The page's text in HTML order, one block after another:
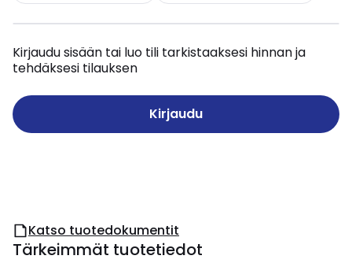
Kirjaudu sisään tai luo tili tarkistaaksesi hinnan ja
tehdäksesi tilauksen
Kirjaudu
Katso tuotedokumentit
Tärkeimmät tuotetiedot